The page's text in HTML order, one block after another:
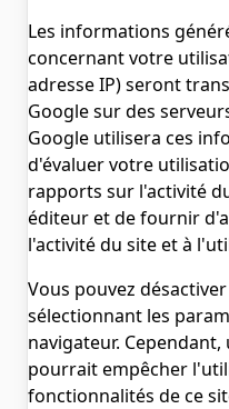
Les informations
concernant votre
adresse IP) seront
Google sur des
Google utilisera ces
d'évaluer votre
rapports sur l'activité
éditeur et de fournir
l'activité du site et à
Vous pouvez
sélectionnant les
navigateur.
pourrait empêcher
fonctionnalités de ce